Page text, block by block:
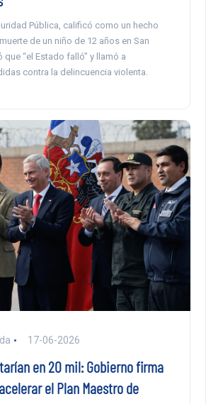
Pública, calificó como un hecho
de un niño de 12 años en San
que “el Estado falló” y llamó a
contra la delincuencia violenta.
17-06-2026
en 20 mil: Gobierno firma
el Plan Maestro de